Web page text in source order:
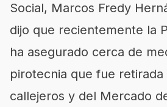
Social, Marcos Fredy
dijo que recientemente la
ha asegurado cerca de
pirotecnia que fue
callejeros y del Mercado